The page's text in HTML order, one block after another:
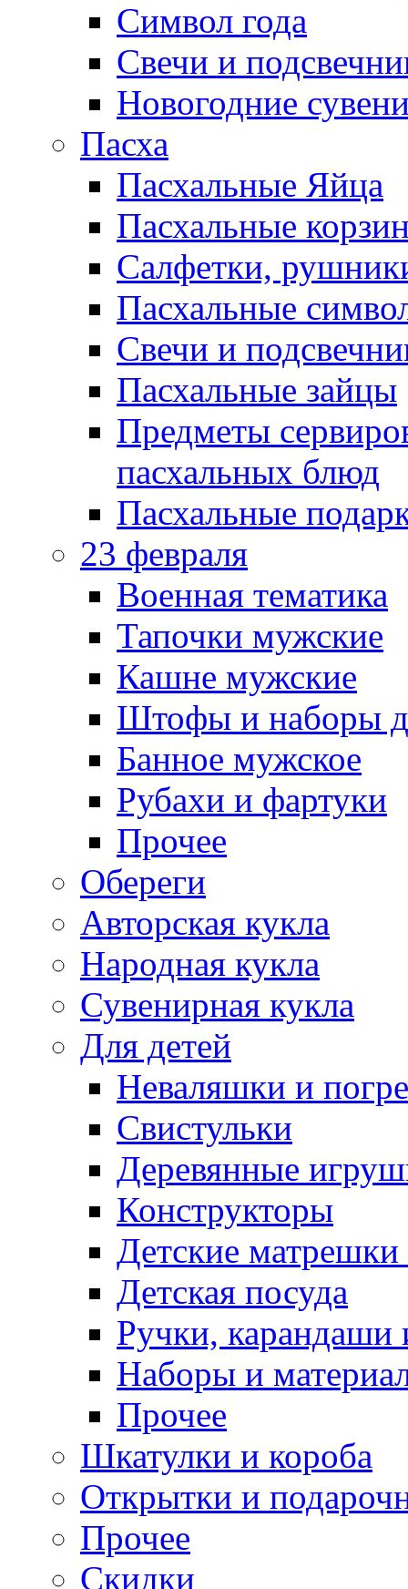
Символ года
Свечи и
Новогодние
Пасха
Пасхальные Яйца
Пасхальные
Салфетки,
Пасхальные
Свечи и
Пасхальные зайцы
Предметы
пасхальных блюд
Пасхальные
23 февраля
Военная тематика
Тапочки мужские
Кашне мужские
Штофы и наборы
Банное мужское
Рубахи и фартуки
Прочее
Обереги
Авторская кукла
Народная кукла
Сувенирная кукла
Для детей
Неваляшки и
Свистульки
Деревянные
Конструкторы
Детские
Детская посуда
Ручки,
Наборы и
Прочее
Шкатулки и короба
Открытки и
Прочее
Скидки